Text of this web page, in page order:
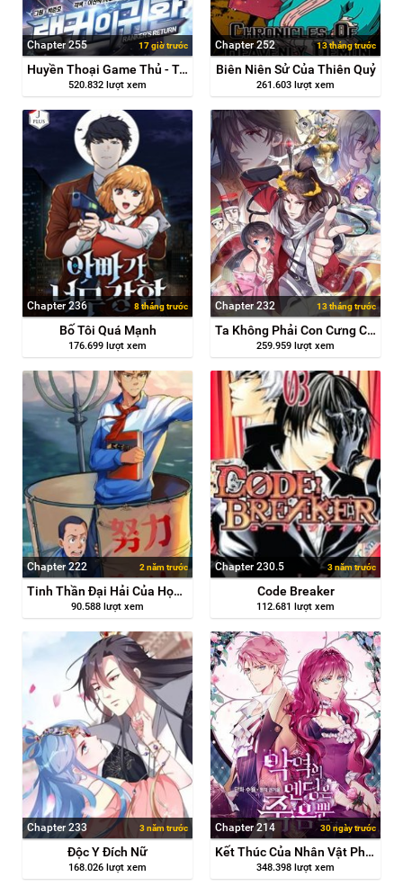
Chapter 255
Huyền Thoại Game Thủ - Tái Xuất
520.832 lượt xem
17 giờ trước Chapter 252
Biên Niên Sử Của Thiên Quỷ
261.603 lượt xem
13 tháng trước
Chapter 236
Bố Tôi Quá Mạnh
176.699 lượt xem
8 tháng trước Chapter 232
Ta Không Phải Con Cưng Của Khí Vận
259.959 lượt xem
13 tháng trước
Chapter 222
Tinh Thần Đại Hải Của Học Bá
90.588 lượt xem
2 năm trước Chapter 230.5
Code Breaker
112.681 lượt xem
3 năm trước
Chapter 233
Độc Y Đích Nữ
168.026 lượt xem
3 năm trước Chapter 214
Kết Thúc Của Nhân Vật Phản Diện Chỉ Có Thể Là Cái Chết
348.398 lượt xem
30 ngày trước